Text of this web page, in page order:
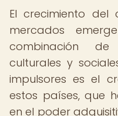
El crecimiento del
mercados
combinación de
culturales y
impulsores es el
estos países, que
en el poder